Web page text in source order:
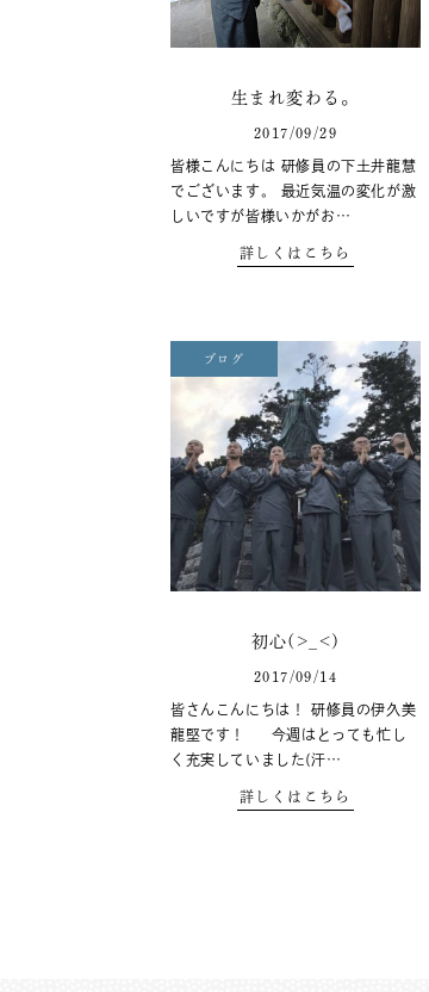
生まれ変わる。
2017/09/29
皆様こんにちは 研修員の下土井龍慧
でございます。 最近気温の変化が激
しいですが皆様いかがお…
詳しくはこちら
ブログ
初心(>_<)
2017/09/14
皆さんこんにちは！ 研修員の伊久美
龍堅です！ 今週はとっても忙し
く充実していました(汗…
詳しくはこちら